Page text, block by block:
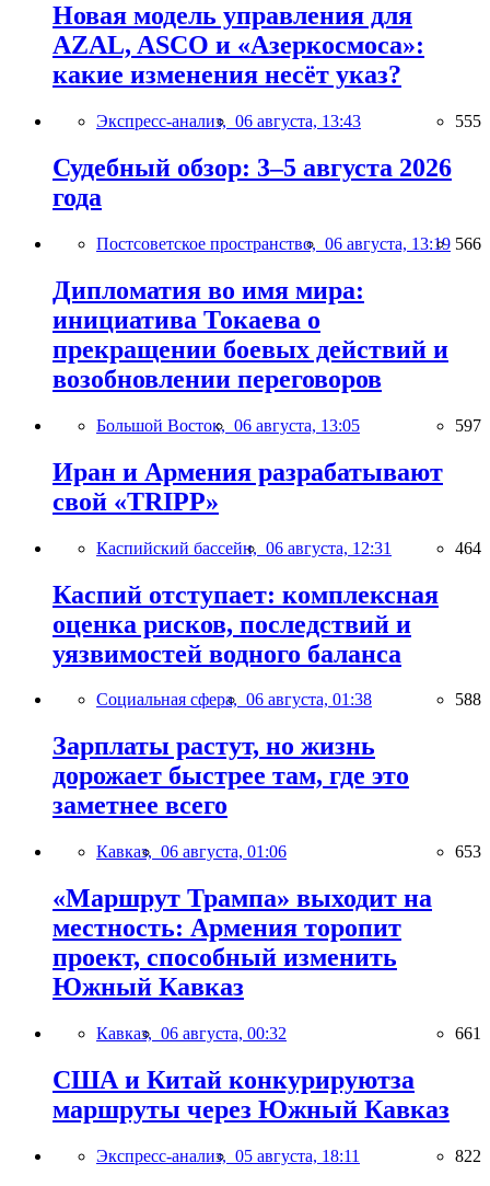
Новая модель управления для
AZAL, ASCO и «Азеркосмоса»:
какие изменения несёт указ?
Экспресс-анализ, 06 августа, 13:43 555
Судебный обзор: 3–5 августа 2026
года
Постсоветское пространство, 06 августа, 13:19 566
Дипломатия во имя мира:
инициатива Токаева о
прекращении боевых действий и
возобновлении переговоров
Большой Восток, 06 августа, 13:05 597
Иран и Армения разрабатывают
свой «TRIPP»
Каспийский бассейн, 06 августа, 12:31 464
Каспий отступает: комплексная
оценка рисков, последствий и
уязвимостей водного баланса
Социальная сфера, 06 августа, 01:38 588
Зарплаты растут, но жизнь
дорожает быстрее там, где это
заметнее всего
Кавказ, 06 августа, 01:06 653
«Маршрут Трампа» выходит на
местность: Армения торопит
проект, способный изменить
Южный Кавказ
Кавказ, 06 августа, 00:32 661
США и Китай конкурируютза
маршруты через Южный Кавказ
Экспресс-анализ, 05 августа, 18:11 822